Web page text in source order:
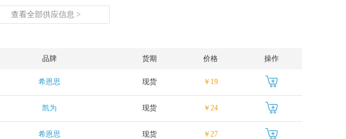
查看全部供应信息 >
品牌 货期 价格 操作
希恩思 现货 ￥19
凯为 现货 ￥24
希恩思 现货 ￥27